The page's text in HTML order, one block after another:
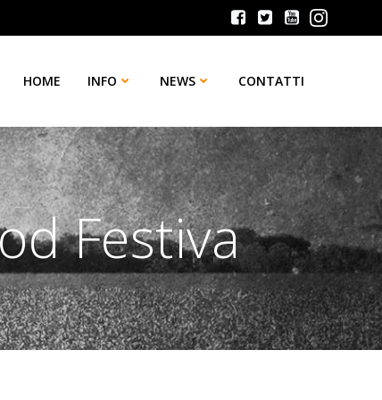
HOME INFO NEWS CONTATTI
Festiva